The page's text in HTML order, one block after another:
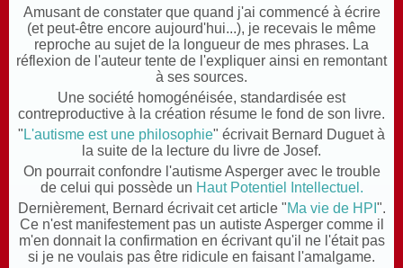
Amusant de constater que quand j'ai commencé à écrire
(et peut-être encore aujourd'hui...), je recevais le même
reproche au sujet de la longueur de mes phrases. La
réflexion de l'auteur tente de l'expliquer ainsi en remontant
à ses sources.
Une société homogénéisée, standardisée est
contreproductive à la création résume le fond de son livre.
" L'autisme est une philosophie" écrivait Bernard Duguet à
la suite de la lecture du livre de Josef.
On pourrait confondre l'autisme Asperger avec le trouble
de celui qui possède un Haut Potentiel Intellectuel.
Dernièrement, Bernard écrivait cet article "Ma vie de HPI ".
Ce n'est manifestement pas un autiste Asperger comme il
m'en donnait la confirmation en écrivant qu'il ne l'était pas
si je ne voulais pas être ridicule en faisant l'amalgame.